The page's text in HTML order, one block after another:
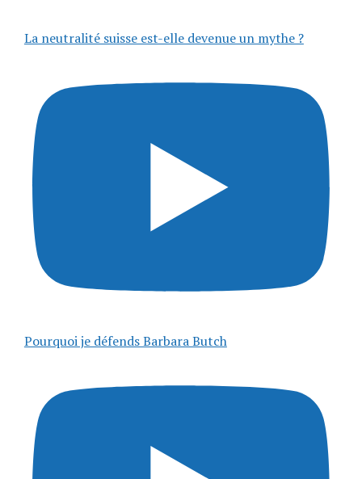
La neutralité suisse est-elle devenue un mythe ?
Pourquoi je défends Barbara Butch